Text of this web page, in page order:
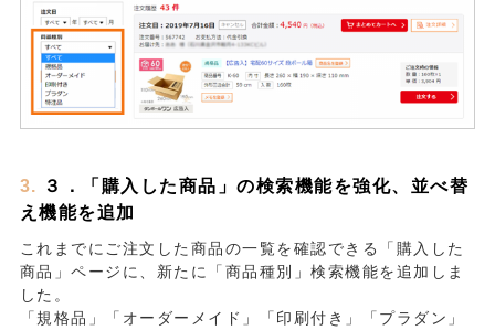
３．「購入した商品」の検索機能を強化、並べ替
え機能を追加
これまでにご注文した商品の一覧を確認できる「購入した
商品」ページに、新たに「商品種別」検索機能を追加しま
した。
「規格品」「オーダーメイド」「印刷付き」「プラダン」